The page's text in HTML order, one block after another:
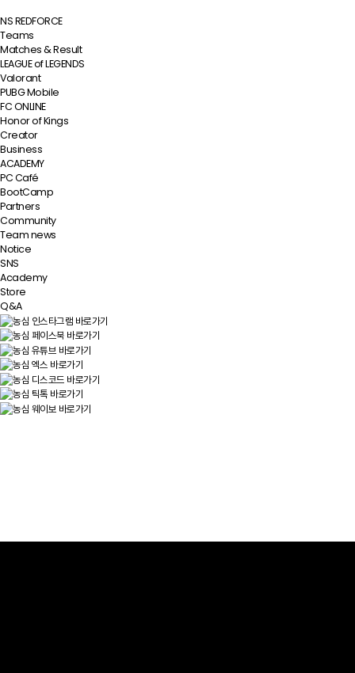
NS REDFORCE
Teams
Matches & Result
LEAGUE of LEGENDS
Valorant
PUBG Mobile
FC ONLINE
Honor of Kings
Creator
Business
ACADEMY
PC Café
BootCamp
Partners
Community
Team news
Notice
SNS
Academy
Store
Q&A